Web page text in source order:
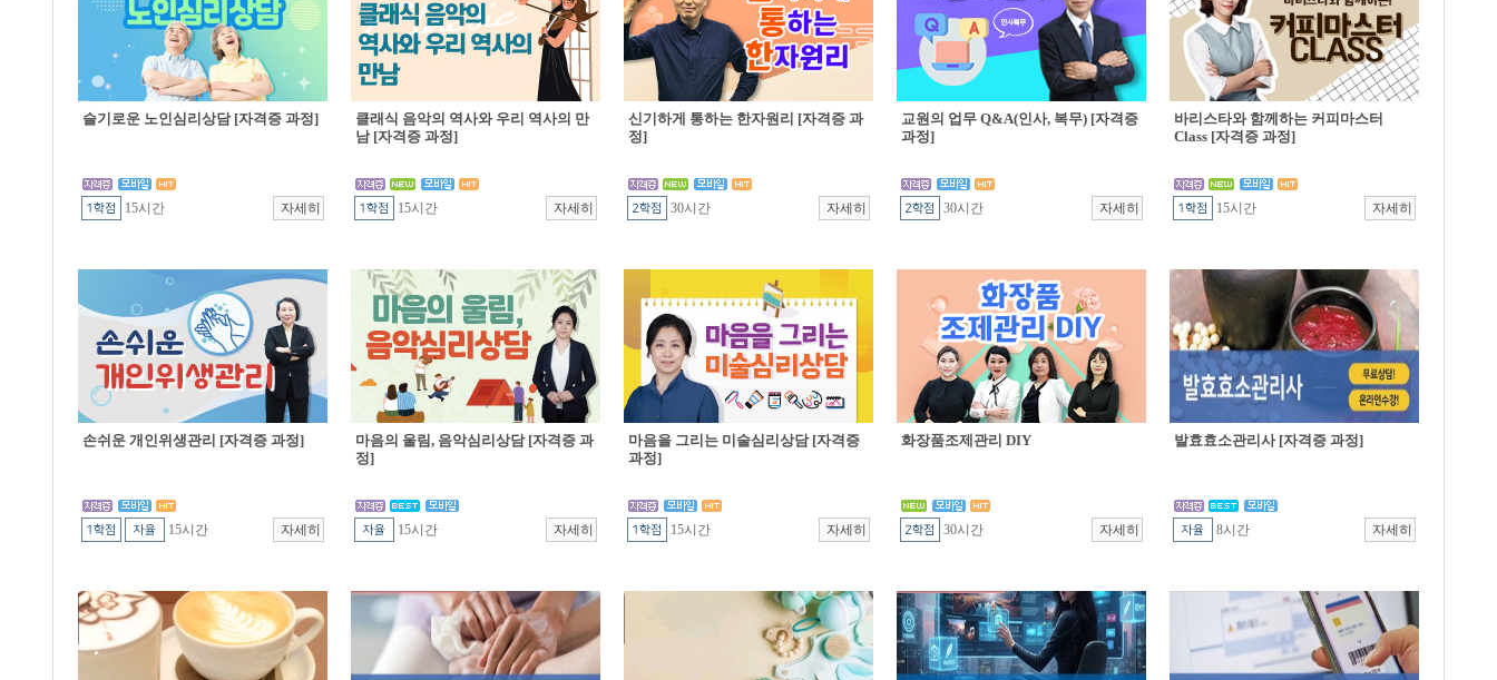
슬기로운 노인심리상담 [자격증 과정]
15시간
클래식 음악의 역사와 우리 역사의 만
남 [자격증 과정]
15시간
신기하게 통하는 한자원리 [자격증 과
정]
30시간
교원의 업무 Q&A(인사, 복무) [자격증
과정]
30시간
바리스타와 함께하는 커피마스터
Class [자격증 과정]
15시간
손쉬운 개인위생관리 [자격증 과정]
15시간
마음의 울림, 음악심리상담 [자격증 과
정]
15시간
마음을 그리는 미술심리상담 [자격증
과정]
15시간
화장품조제관리 DIY
30시간
발효효소관리사 [자격증 과정]
8시간